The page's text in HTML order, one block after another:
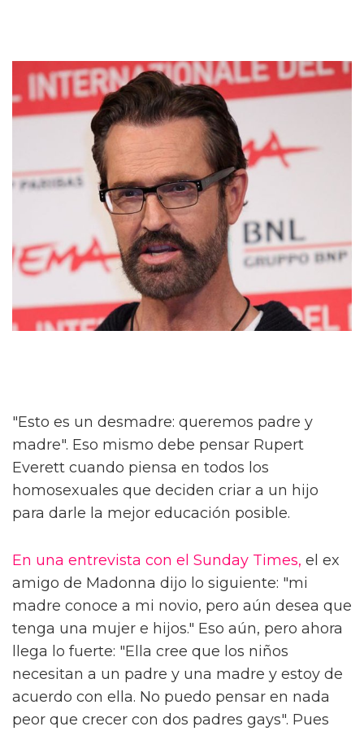
"Esto es un desmadre: queremos padre y
madre". Eso mismo debe pensar Rupert
Everett cuando piensa en todos los
homosexuales que deciden criar a un hijo
para darle la mejor educación posible.
En una entrevista con el Sunday Times, el ex
amigo de Madonna dijo lo siguiente: "mi
madre conoce a mi novio, pero aún desea que
tenga una mujer e hijos." Eso aún, pero ahora
llega lo fuerte: "Ella cree que los niños
necesitan a un padre y una madre y estoy de
acuerdo con ella. No puedo pensar en nada
peor que crecer con dos padres gays". Pues